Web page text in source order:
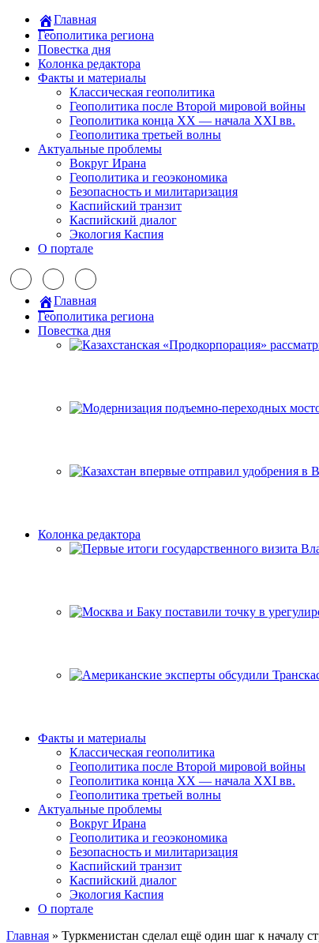
Главная
Геополитика региона
Повестка дня
Колонка редактора
Факты и материалы
Классическая геополитика
Геополитика после Второй мировой войны
Геополитика конца XX — начала XXI вв.
Геополитика третьей волны
Актуальные проблемы
Вокруг Ирана
Геополитика и геоэкономика
Безопасность и милитаризация
Каспийский транзит
Каспийский диалог
Экология Каспия
О портале
Главная
Геополитика региона
Повестка дня
Колонка редактора
Факты и материалы
Классическая геополитика
Геополитика после Второй мировой войны
Геополитика конца XX — начала XXI вв.
Геополитика третьей волны
Актуальные проблемы
Вокруг Ирана
Геополитика и геоэкономика
Безопасность и милитаризация
Каспийский транзит
Каспийский диалог
Экология Каспия
О портале
Главная » Туркменистан сделал ещё один шаг к началу